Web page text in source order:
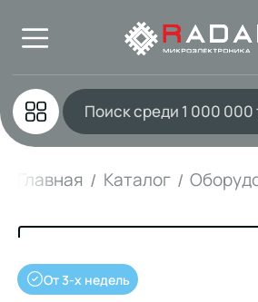
Главная Каталог
От 3-х недель